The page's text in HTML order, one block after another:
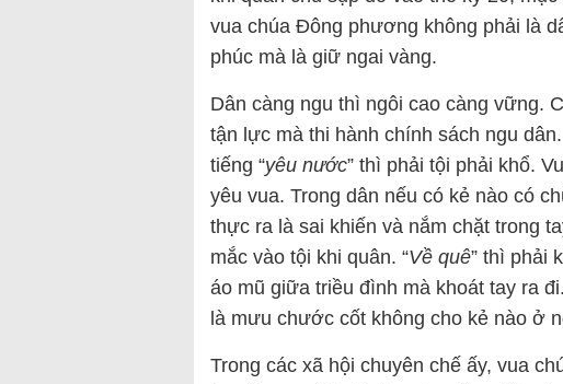
vua chúa Đông phương không phải là
phúc mà là giữ ngai vàng.
Dân càng ngu thì ngôi cao càng vững.
tận lực mà thi hành chính sách ngu
tiếng “yêu nước” thì phải tội phải khổ.
yêu vua. Trong dân nếu có kẻ nào có
thực ra là sai khiến và nắm chặt trong
mắc vào tội khi quân. “Về quê” thì phải
áo mũ giữa triều đình mà khoát tay ra
là mưu chước cốt không cho kẻ nào ở
Trong các xã hội chuyên chế ấy, vua